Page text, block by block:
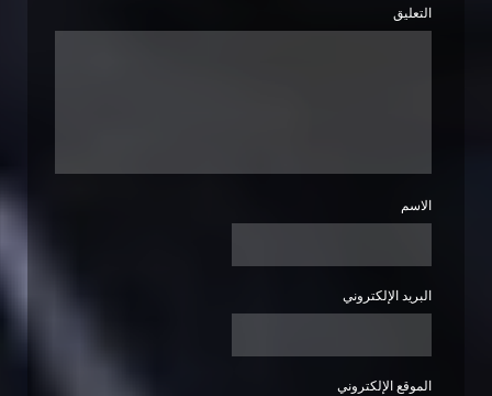
التعليق
الاسم
البريد الإلكتروني
الموقع الإلكتروني